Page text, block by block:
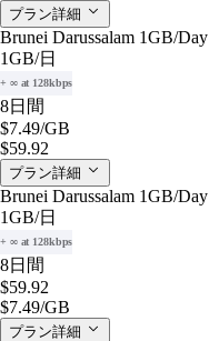
プラン詳細
Brunei Darussalam 1GB/Day
1GB/日
+ ∞ at 128kbps
8日間
$7.49/GB
$59.92
プラン詳細
Brunei Darussalam 1GB/Day
1GB/日
+ ∞ at 128kbps
8日間
$59.92
$7.49/GB
プラン詳細